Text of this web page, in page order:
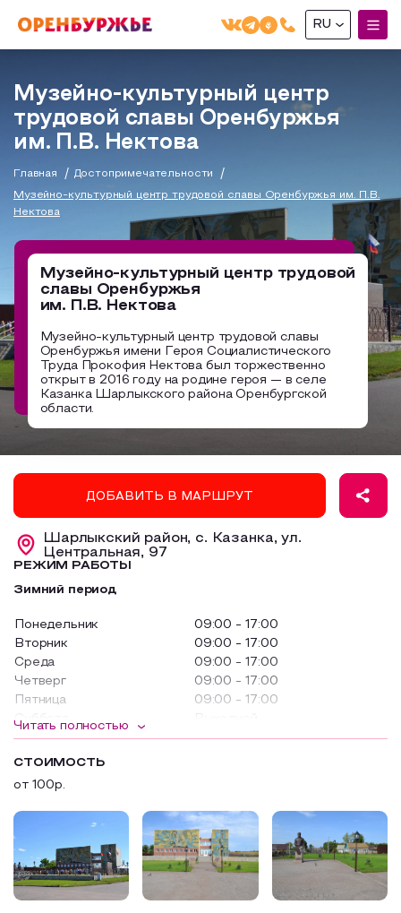
О РЕГИОНЕ
О регионе
Фотобанк
Бузулук и Бузулукский район
Соль-Илецкий район
Саракташский район
МОЙ МАРШРУТ
Маршруты от туроператоров
Промышленный туризм
Пешеходный туризм
Сельский туризм
Аудио маршруты
Автотуризм
Образовательный туризм
Аттестованные экскурсоводы
Маршруты от экскурсоводов
Все маршруты
Доступная среда
ГДЕ ПОЕСТЬ
ГДЕ ОСТАНОВИТЬСЯ
СУВЕНИРЫ
НАЦИОНАЛЬНЫЙ ТУРИСТСКИЙ МАРШРУТ
RU
Русский(RU)
Музейно-культурный центр
трудовой славы Оренбуржья
им. П.В. Нектова
Главная Достопримечательности
Музейно-культурный центр трудовой славы Оренбуржья им. П.В.
Нектова
Музейно-культурный центр трудовой
славы Оренбуржья
им. П.В. Нектова
Музейно-культурный центр трудовой славы
Оренбуржья имени Героя Социалистического
Труда Прокофия Нектова был торжественно
открыт в 2016 году на родине героя — в селе
Казанка Шарлыкского района Оренбургской
области.
ДОБАВИТЬ В МАРШРУТ
Шарлыкский район, с. Казанка, ул.
Центральная, 97
РЕЖИМ РАБОТЫ
Зимний период
Понедельник
09:00 - 17:00
Вторник
09:00 - 17:00
Среда
09:00 - 17:00
Четверг
09:00 - 17:00
Пятница
09:00 - 17:00
Суббота
Воскресенье
Выходной
Выходной
10:00 - 18:00
Четверг
10:00 - 18:00
Пятница
Суббота
10:00 - 18:00
Читать полностью
СТОИМОСТЬ
от 100р.